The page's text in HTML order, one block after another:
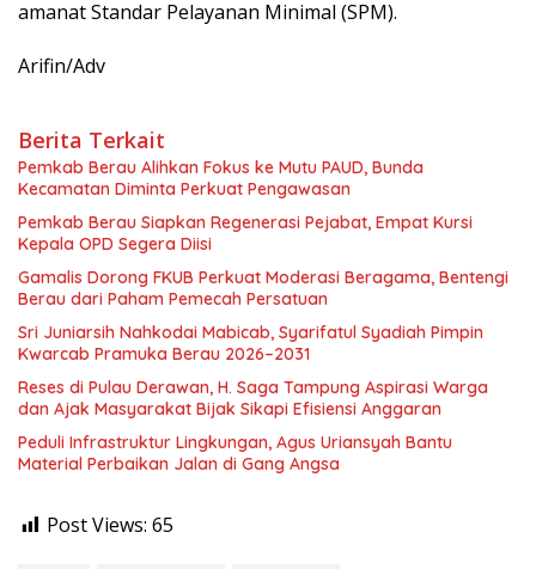
amanat Standar Pelayanan Minimal (SPM).
Arifin/Adv
Berita Terkait
Pemkab Berau Alihkan Fokus ke Mutu PAUD, Bunda
Kecamatan Diminta Perkuat Pengawasan
Pemkab Berau Siapkan Regenerasi Pejabat, Empat Kursi
Kepala OPD Segera Diisi
Gamalis Dorong FKUB Perkuat Moderasi Beragama, Bentengi
Berau dari Paham Pemecah Persatuan
Sri Juniarsih Nahkodai Mabicab, Syarifatul Syadiah Pimpin
Kwarcab Pramuka Berau 2026–2031
Reses di Pulau Derawan, H. Saga Tampung Aspirasi Warga
dan Ajak Masyarakat Bijak Sikapi Efisiensi Anggaran
Peduli Infrastruktur Lingkungan, Agus Uriansyah Bantu
Material Perbaikan Jalan di Gang Angsa
Post Views: 65